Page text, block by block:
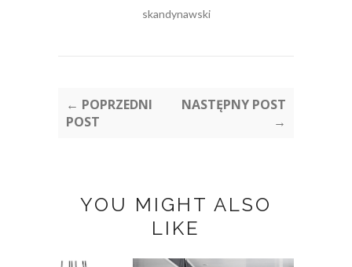
skandynawski
← POPRZEDNI
POST
NASTĘPNY POST
→
YOU MIGHT ALSO
LIKE